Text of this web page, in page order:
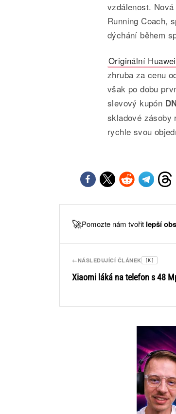
vzdálenost.
Running Coach,
dýchání během
Originální
zhruba za cenu
však po dobu
slevový kupón
skladové
rychle svou
🚀Pomozte nám tvořit lepší
←NÁSLEDUJÍCÍ ČLÁNEK [K]
Xiaomi láká na telefon s 48